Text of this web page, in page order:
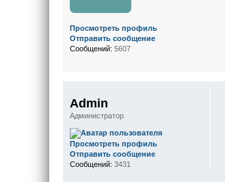
Просмотреть профиль
Отправить сообщение
Сообщений: 5607
Admin
Администратор
Просмотреть профиль
Отправить сообщение
Сообщений: 3431